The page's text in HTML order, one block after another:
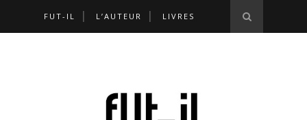
FUT-IL L’AUTEUR LIVRES